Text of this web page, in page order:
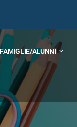
FAMIGLIE/ALUNNI